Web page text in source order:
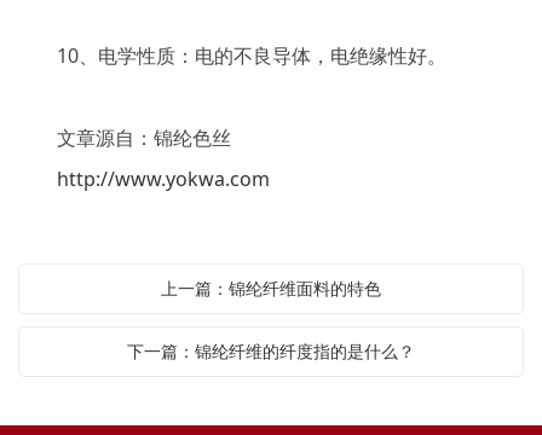
10、电学性质：电的不良导体，电绝缘性好。
文章源自：锦纶色丝
http://www.yokwa.com
上一篇：锦纶纤维面料的特色
下一篇：锦纶纤维的纤度指的是什么？